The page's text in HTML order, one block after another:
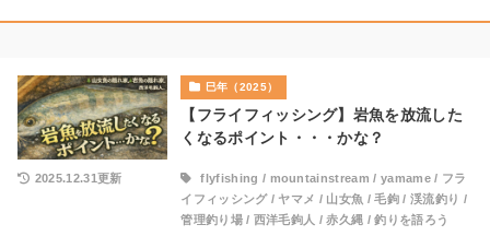
巳年（2025）
【フライフィッシング】岩魚を放流した
くなるポイント・・・かな？
2025.12.31更新 flyfishing / mountainstream / yamame/ フラ
イフィッシング/ ヤマメ / 山女魚 /毛鉤 / 渓流釣り /
管理釣り場/ 西洋毛鉤人 /赤久縄 /釣りを語ろう